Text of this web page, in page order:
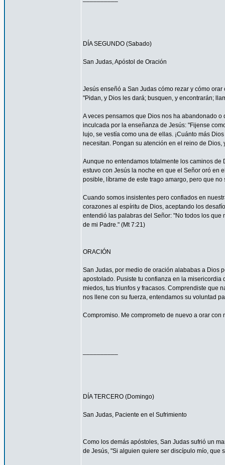
DÍA SEGUNDO (Sabado)
San Judas, Apóstol de Oración
Jesús enseñó a San Judas cómo rezar y cómo
"Pidan, y Dios les dará; busquen, y encontrarán;
A veces pensamos que Dios nos ha abandonado
inculcada por la enseñanza de Jesús: "Fijense
lujo, se vestía como una de ellas. ¡Cuánto más
necesitan. Pongan su atención en el reino de
Aunque no entendamos totalmente los caminos
estuvo con Jesús la noche en que el Señor oró en
posible, líbrame de este trago amargo, pero que
Cuando somos insistentes pero confiados en
corazones al espíritu de Dios, aceptando los
entendió las palabras del Señor: "No todos los
de mi Padre." (Mt 7:21)
ORACIÓN
San Judas, por medio de oración alababas a Dios
apostolado. Pusiste tu confianza en la
miedos, tus triunfos y fracasos. Comprendiste que
nos llene con su fuerza, entendamos su voluntad
Compromiso. Me comprometo de nuevo a orar
DÍA TERCERO (Domingo)
San Judas, Paciente en el Sufrimiento
Como los demás apóstoles, San Judas sufrió un
de Jesús, "Si alguien quiere ser discípulo mío, que